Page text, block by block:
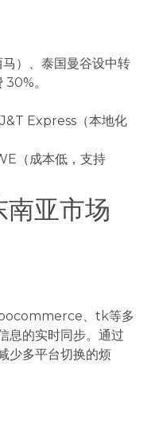
马）、泰国曼谷设中转
。
J&T Express（本地化
（成本低，支持
亚市场
、tk等多
息的实时同步。通过
少多平台切换的烦